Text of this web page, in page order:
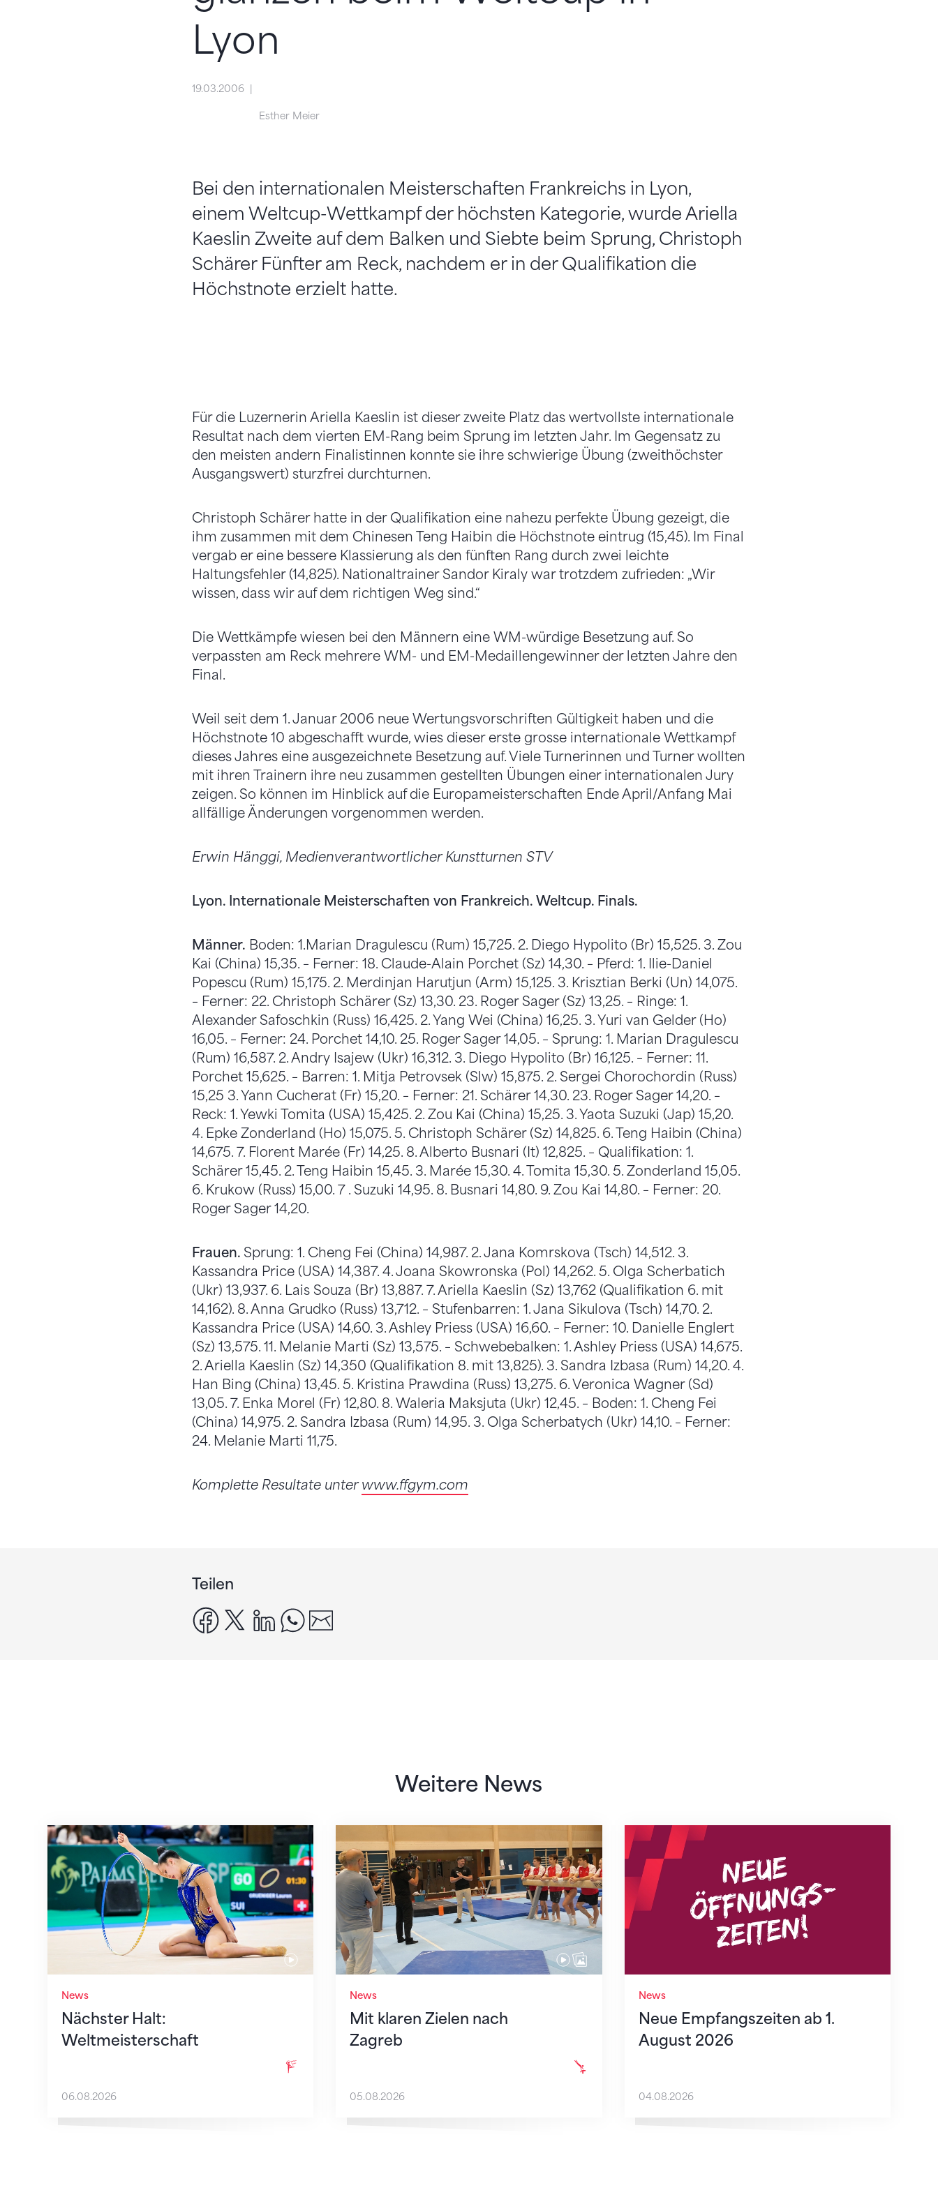
Lyon
19.03.2006
Esther Meier
Bei den internationalen Meisterschaften Frankreichs in Lyon,
einem Weltcup-Wettkampf der höchsten Kategorie, wurde Ariella
Kaeslin Zweite auf dem Balken und Siebte beim Sprung, Christoph
Schärer Fünfter am Reck, nachdem er in der Qualifikation die
Höchstnote erzielt hatte.
Für die Luzernerin Ariella Kaeslin ist dieser zweite Platz das wertvollste internationale
Resultat nach dem vierten EM-Rang beim Sprung im letzten Jahr. Im Gegensatz zu
den meisten andern Finalistinnen konnte sie ihre schwierige Übung (zweithöchster
Ausgangswert) sturzfrei durchturnen.
Christoph Schärer hatte in der Qualifikation eine nahezu perfekte Übung gezeigt, die
ihm zusammen mit dem Chinesen Teng Haibin die Höchstnote eintrug (15,45). Im Final
vergab er eine bessere Klassierung als den fünften Rang durch zwei leichte
Haltungsfehler (14,825). Nationaltrainer Sandor Kiraly war trotzdem zufrieden: „Wir
wissen, dass wir auf dem richtigen Weg sind.“
Die Wettkämpfe wiesen bei den Männern eine WM-würdige Besetzung auf. So
verpassten am Reck mehrere WM- und EM-Medaillengewinner der letzten Jahre den
Final.
Weil seit dem 1. Januar 2006 neue Wertungsvorschriften Gültigkeit haben und die
Höchstnote 10 abgeschafft wurde, wies dieser erste grosse internationale Wettkampf
dieses Jahres eine ausgezeichnete Besetzung auf. Viele Turnerinnen und Turner wollten
mit ihren Trainern ihre neu zusammen gestellten Übungen einer internationalen Jury
zeigen. So können im Hinblick auf die Europameisterschaften Ende April/Anfang Mai
allfällige Änderungen vorgenommen werden.
Erwin Hänggi, Medienverantwortlicher Kunstturnen STV
Lyon. Internationale Meisterschaften von Frankreich. Weltcup. Finals.
Männer. Boden: 1.Marian Dragulescu (Rum) 15,725. 2. Diego Hypolito (Br) 15,525. 3. Zou
Kai (China) 15,35. – Ferner: 18. Claude-Alain Porchet (Sz) 14,30. – Pferd: 1. Ilie-Daniel
Popescu (Rum) 15,175. 2. Merdinjan Harutjun (Arm) 15,125. 3. Krisztian Berki (Un) 14,075.
– Ferner: 22. Christoph Schärer (Sz) 13,30. 23. Roger Sager (Sz) 13,25. – Ringe: 1.
Alexander Safoschkin (Russ) 16,425. 2. Yang Wei (China) 16,25. 3. Yuri van Gelder (Ho)
16,05. – Ferner: 24. Porchet 14,10. 25. Roger Sager 14,05. – Sprung: 1. Marian Dragulescu
(Rum) 16,587. 2. Andry Isajew (Ukr) 16,312. 3. Diego Hypolito (Br) 16,125. – Ferner: 11.
Porchet 15,625. – Barren: 1. Mitja Petrovsek (Slw) 15,875. 2. Sergei Chorochordin (Russ)
15,25 3. Yann Cucherat (Fr) 15,20. – Ferner: 21. Schärer 14,30. 23. Roger Sager 14,20. –
Reck: 1. Yewki Tomita (USA) 15,425. 2. Zou Kai (China) 15,25. 3. Yaota Suzuki (Jap) 15,20.
4. Epke Zonderland (Ho) 15,075. 5. Christoph Schärer (Sz) 14,825. 6. Teng Haibin (China)
14,675. 7. Florent Marée (Fr) 14,25. 8. Alberto Busnari (It) 12,825. – Qualifikation: 1.
Schärer 15,45. 2. Teng Haibin 15,45. 3. Marée 15,30. 4. Tomita 15,30. 5. Zonderland 15,05.
6. Krukow (Russ) 15,00. 7 . Suzuki 14,95. 8. Busnari 14,80. 9. Zou Kai 14,80. – Ferner: 20.
Roger Sager 14,20.
Frauen. Sprung: 1. Cheng Fei (China) 14,987. 2. Jana Komrskova (Tsch) 14,512. 3.
Kassandra Price (USA) 14,387. 4. Joana Skowronska (Pol) 14,262. 5. Olga Scherbatich
(Ukr) 13,937. 6. Lais Souza (Br) 13,887. 7. Ariella Kaeslin (Sz) 13,762 (Qualifikation 6. mit
14,162). 8. Anna Grudko (Russ) 13,712. – Stufenbarren: 1. Jana Sikulova (Tsch) 14,70. 2.
Kassandra Price (USA) 14,60. 3. Ashley Priess (USA) 16,60. – Ferner: 10. Danielle Englert
(Sz) 13,575. 11. Melanie Marti (Sz) 13,575. – Schwebebalken: 1. Ashley Priess (USA) 14,675.
2. Ariella Kaeslin (Sz) 14,350 (Qualifikation 8. mit 13,825). 3. Sandra Izbasa (Rum) 14,20. 4.
Han Bing (China) 13,45. 5. Kristina Prawdina (Russ) 13,275. 6. Veronica Wagner (Sd)
13,05. 7. Enka Morel (Fr) 12,80. 8. Waleria Maksjuta (Ukr) 12,45. – Boden: 1. Cheng Fei
(China) 14,975. 2. Sandra Izbasa (Rum) 14,95. 3. Olga Scherbatych (Ukr) 14,10. – Ferner:
24. Melanie Marti 11,75.
Komplette Resultate unterwww.ffgym.com
Teilen
facebook
x linkedinwhatsapp
Weitere News
News
Nächster Halt:
Weltmeisterschaft
Nächster Halt: Weltmeisterschaft
06.08.2026
News
Mit klaren Zielen nach
Zagreb
Mit klaren Zielen nach Zagreb
05.08.2026
News
Neue Empfangszeiten ab 1.
August 2026
Neue Empfangszeiten ab 1. August 2026
04.08.2026